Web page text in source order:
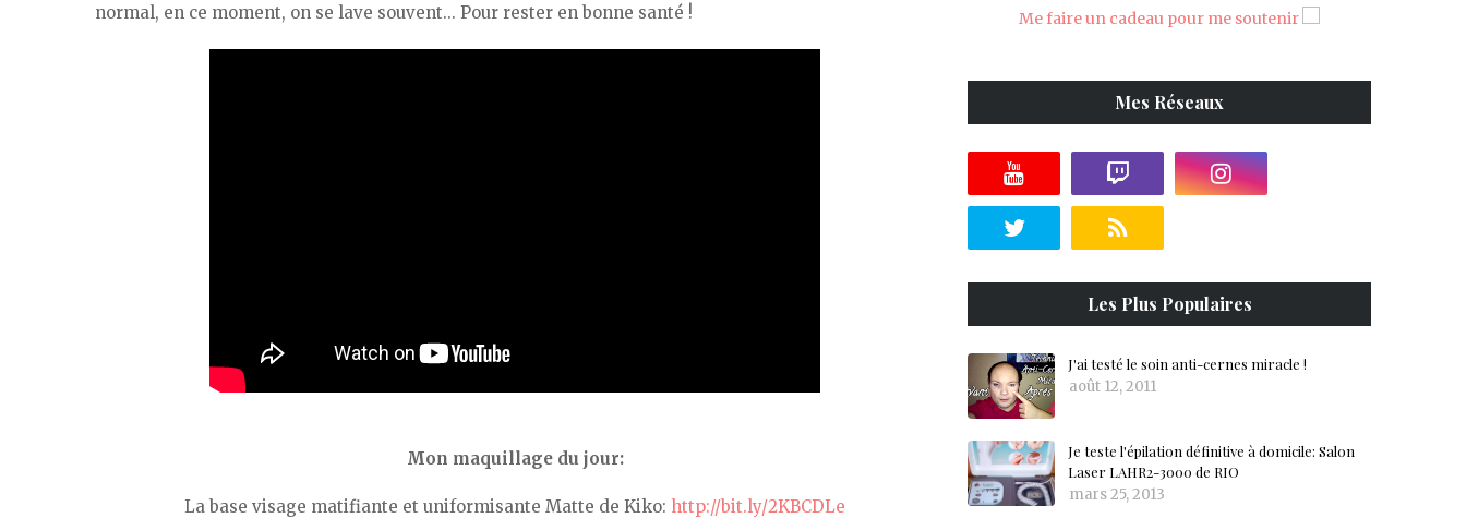
normal, en ce moment, on se lave souvent... Pour rester en bonne santé !
Mon maquillage du jour:
La base visage matifiante et uniformisante Matte de Kiko: http://bit.ly/2KBCDLe
Me faire un cadeau pour me soutenir
Mes Réseaux
Les Plus Populaires
J'ai testé le soin anti-cernes miracle !
août 12, 2011
Je teste l'épilation définitive à domicile: Salon
Laser LAHR2-3000 de RIO
mars 25, 2013